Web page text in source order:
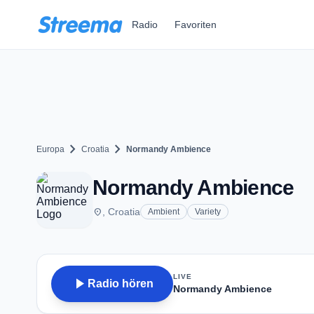
Radio Favoriten
Europa chevron_right Croatia chevron_right Normandy Ambience
Normandy Ambience
place , Croatia Ambient Variety
play_arrow Radio hören
LIVE
Normandy Ambience